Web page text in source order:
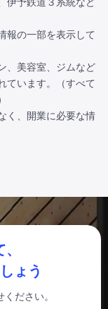
報の一部を表示して
、美容室、ジムなど
ています。（すべて
く、開業に必要な情
ょう
ださい。